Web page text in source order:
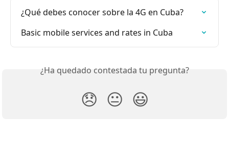
¿Qué debes conocer sobre la 4G en Cuba?
Basic mobile services and rates in Cuba
¿Ha quedado contestada tu pregunta?
😞 😐 😃